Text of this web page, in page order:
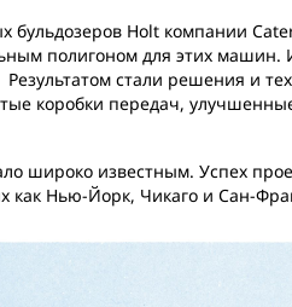
Holt компании
полигоном для этих
стали решения и
коробки передач,
широко известным. Успех
как Нью-Йорк, Чикаго и Сан-